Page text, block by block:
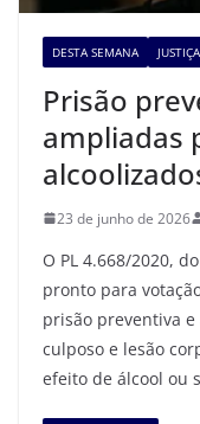
DESTA SEMANA JUSTIÇA
Prisão
ampliadas
23 de junho de 2026
O PL 4.668/2020,
pronto para
prisão preventiva
culposo e lesão
efeito de álcool ou